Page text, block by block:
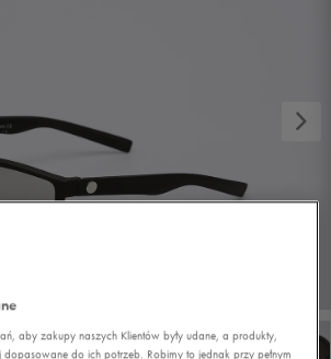
aby zakupy naszych Klientów były udane, a produkty,
do ich potrzeb. Robimy to jednak przy pełnym